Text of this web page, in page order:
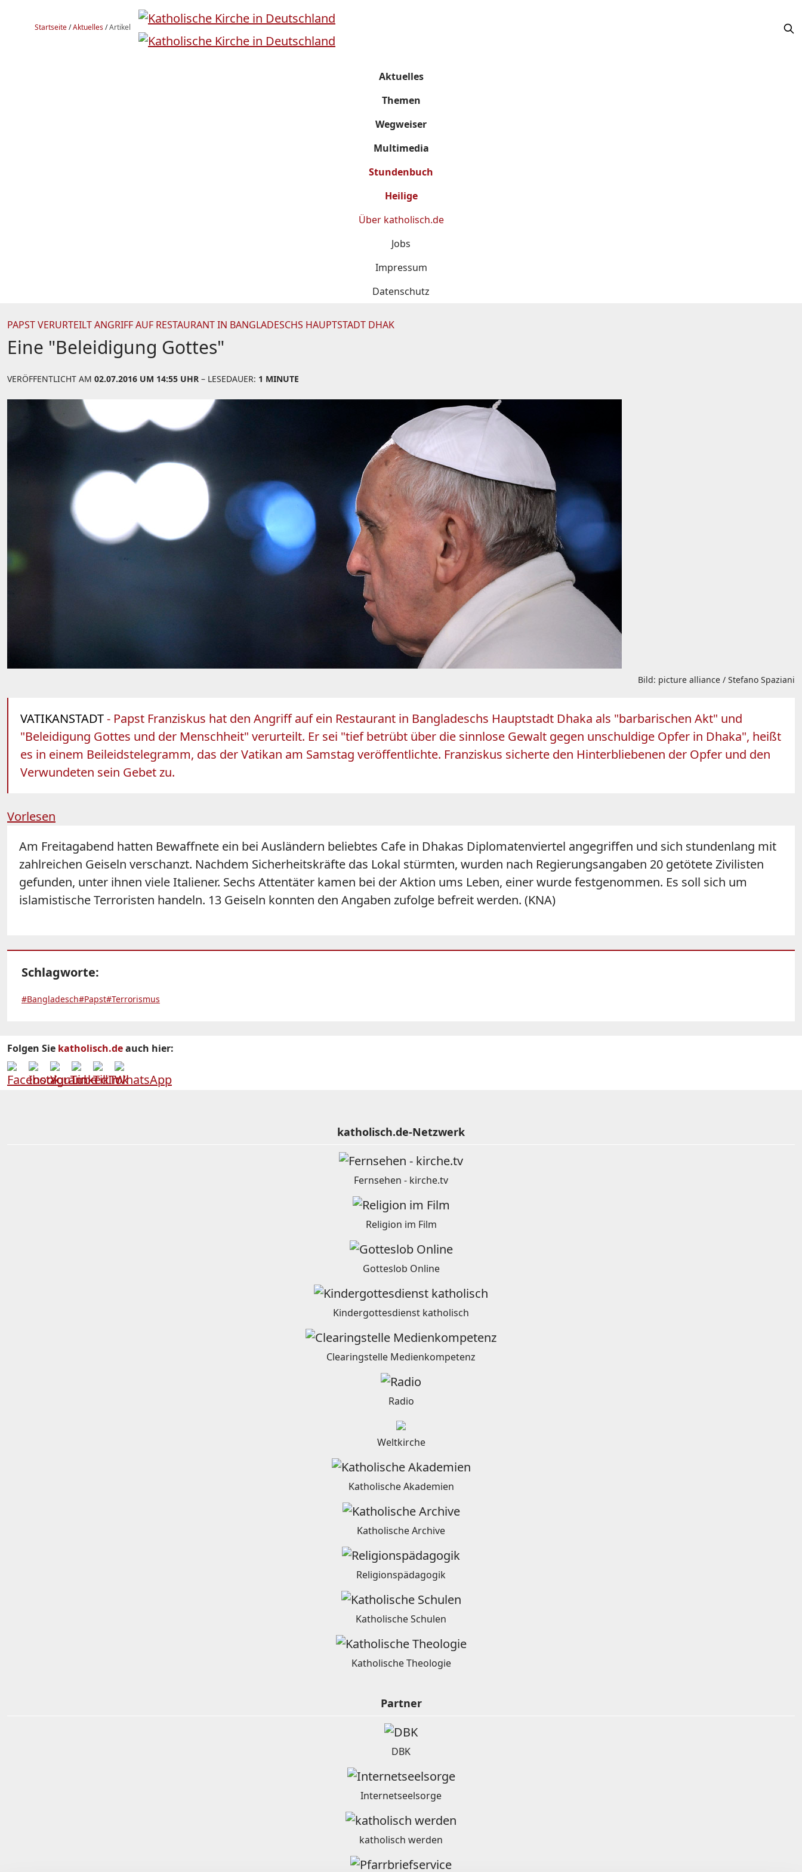
Startseite/Aktuelles/Artikel
Aktuelles
Themen
Wegweiser
Multimedia
Stundenbuch
Heilige
Über katholisch.de
Jobs
Impressum
Datenschutz
PAPST VERURTEILT ANGRIFF AUF RESTAURANT IN BANGLADESCHS HAUPTSTADT DHAK
Eine "Beleidigung Gottes"
VERÖFFENTLICHT AM 02.07.2016 UM 14:55 UHR – LESEDAUER: 1 MINUTE
Bild: picture alliance / Stefano Spaziani
VATIKANSTADT- Papst Franziskus hat den Angriff auf ein Restaurant in Bangladeschs Hauptstadt Dhaka als "barbarischen Akt" und
"Beleidigung Gottes und der Menschheit" verurteilt. Er sei "tief betrübt über die sinnlose Gewalt gegen unschuldige Opfer in Dhaka", heißt
es in einem Beileidstelegramm, das der Vatikan am Samstag veröffentlichte. Franziskus sicherte den Hinterbliebenen der Opfer und den
Verwundeten sein Gebet zu.
Vorlesen
Am Freitagabend hatten Bewaffnete ein bei Ausländern beliebtes Cafe in Dhakas Diplomatenviertel angegriffen und sich stundenlang mit
zahlreichen Geiseln verschanzt. Nachdem Sicherheitskräfte das Lokal stürmten, wurden nach Regierungsangaben 20 getötete Zivilisten
gefunden, unter ihnen viele Italiener. Sechs Attentäter kamen bei der Aktion ums Leben, einer wurde festgenommen. Es soll sich um
islamistische Terroristen handeln. 13 Geiseln konnten den Angaben zufolge befreit werden. (KNA)
Schlagworte:
#Bangladesch#Papst#Terrorismus
Folgen Sie katholisch.deauch hier:
katholisch.de-Netzwerk
Fernsehen - kirche.tv
Religion im Film
Gotteslob Online
Kindergottesdienst katholisch
Clearingstelle Medienkompetenz
Radio
Weltkirche
Katholische Akademien
Katholische Archive
Religionspädagogik
Katholische Schulen
Katholische Theologie
Partner
DBK
Internetseelsorge
katholisch werden